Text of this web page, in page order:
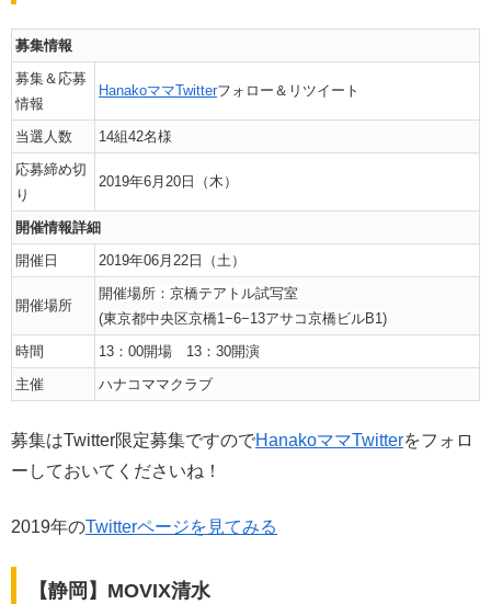
募集情報
募集＆応募
情報
HanakoママTwitterフォロー＆リツイート
当選人数
14組42名様
応募締め切
り
2019年6月20日（木）
開催情報詳細
開催日
2019年06月22日（土）
開催場所
開催場所：京橋テアトル試写室
(東京都中央区京橋1−6−13アサコ京橋ビルB1)
時間
13：00開場 13：30開演
主催
ハナコママクラブ
募集はTwitter限定募集ですのでHanakoママTwitterをフォロ
ーしておいてくださいね！
2019年のTwitterページを見てみる
【静岡】MOVIX清水